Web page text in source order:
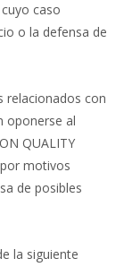
caso
o la defensa de
relacionados con
oponerse al
QUALITY
motivos
de posibles
la siguiente